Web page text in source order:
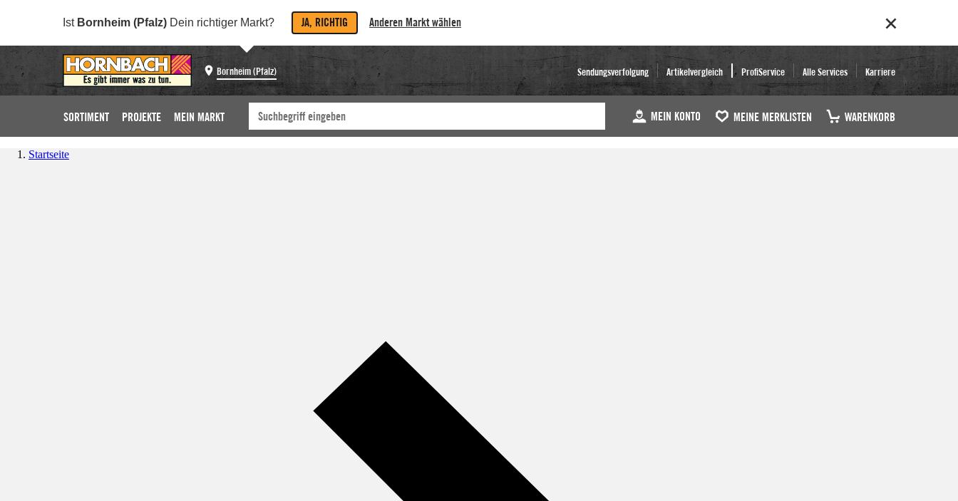
Ist Bornheim (Pfalz) Dein richtiger Markt? JA, RICHTIG Anderen Markt wählen
Bornheim (Pfalz) Sendungsverfolgung Artikelvergleich ProfiService Alle Services Karriere
SORTIMENT PROJEKTE MEIN MARKT MEIN KONTO MEINE MERKLISTEN WARENKORB
Startseite